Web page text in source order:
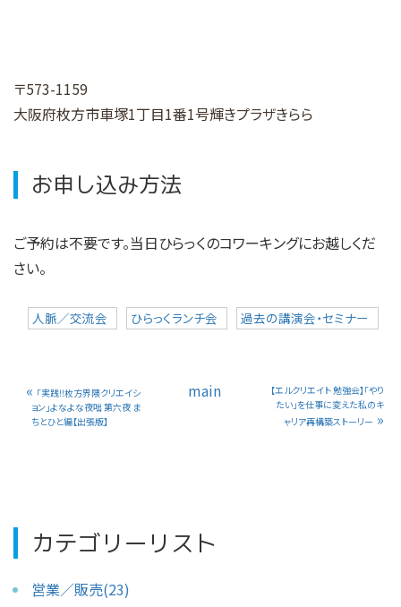
〒573-1159
大阪府枚方市車塚1丁目1番1号輝きプラザきらら
お申し込み方法
ご予約は不要です。当日ひらっくのコワーキングにお越しくだ
さい。
人脈／交流会 ひらっくランチ会 過去の講演会・セミナー
« 「実践‼︎枚方界隈クリエイシ
ョン」よなよな夜咄 第六夜 ま
ちとひと編【出張版】
main
【エルクリエイト 勉強会】「やり
たい」を仕事に変えた私のキ
ャリア再構築ストーリー »
カテゴリーリスト
営業／販売(23)